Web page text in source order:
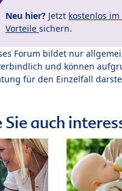
Neu hier? Jetzt kostenlos
Vorteile sichern.
Forum bildet nur
und können
für den Einzelfall
auch